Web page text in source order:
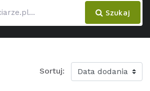
Szukaj
Sortuj: